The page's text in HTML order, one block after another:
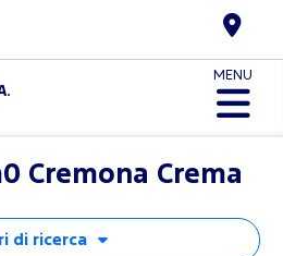
MENU
Cremona Crema
di ricerca